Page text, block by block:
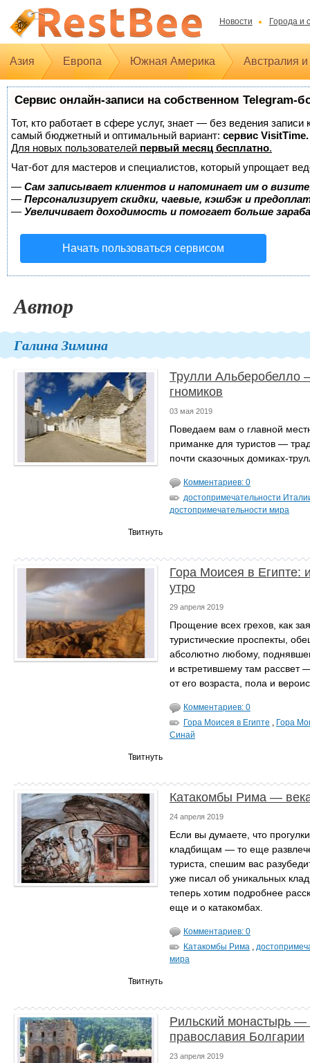
Новости Города и
Азия Европа Южная Америка Австралия
Сервис онлайн-записи на собственном Telegram-
Тот, кто работает в сфере услуг, знает — без ведения
самый бюджетный и оптимальный вариант: сервис VisitTime.
Для новых пользователей первый месяц бесплатно.
Чат-бот для мастеров и специалистов, который упрощает
— Сам записывает клиентов и напоминает им о
— Персонализирует скидки, чаевые, кэшбэк и
— Увеличивает доходимость и помогает больше
Начать пользоваться сервисом
Автор
Галина Зимина
Трулли Альберобелло
гномиков
03 мая 2019
Поведаем вам о главной
приманке для туристов —
почти сказочных домиках-
Комментариев: 0
достопримечательности
достопримечательности мира
Твитнуть
Гора Моисея в Египте:
утро
29 апреля 2019
Прощение всех грехов, как
туристические проспекты,
абсолютно любому,
и встретившему там рассвет
от его возраста, пола и
Комментариев: 0
Гора Моисея в Египте , Гора
Синай
Твитнуть
Катакомбы Рима —
24 апреля 2019
Если вы думаете, что
кладбищам — то еще
туриста, спешим вас
уже писал об уникальных
теперь хотим подробнее
еще и о катакомбах.
Комментариев: 0
Катакомбы Рима ,
мира
Твитнуть
Рильский монастырь —
православия Болгарии
23 апреля 2019